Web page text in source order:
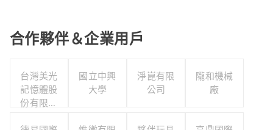
合作夥伴＆企業用戶
台灣美光
記憶體股
份有限公
國立中興
大學
淨崑有限
公司
隴和機械
廠